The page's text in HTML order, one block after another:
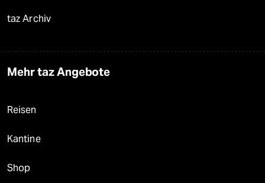
taz Archiv
Mehr taz Angebote
Reisen
Kantine
Shop